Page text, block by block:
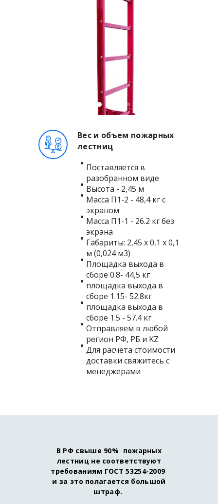
Вес и объем пожарных
лестниц
Поставляется в
разобранном виде
Высота - 2,45 м
Масса П1-2 - 48,4 кг с
экраном
Масса П1-1 - 26.2 кг без
экрана
Габариты: 2,45 х 0,1 х 0,1
м (0,024 м3)
Площадка выхода в
сборе 0.8- 44,5 кг
площадка выхода в
сборе 1.15- 52.8кг
площадка выхода в
сборе 1.5 - 57.4 кг
Отправляем в любой
регион РФ, РБ и KZ
Для расчета стоимости
доставки свяжитесь с
менеджерами
В РФ свыше 90% пожарных
лестниц не соответствуют
требованиям ГОСТ 53254-2009
и за это полагается большой
штраф.